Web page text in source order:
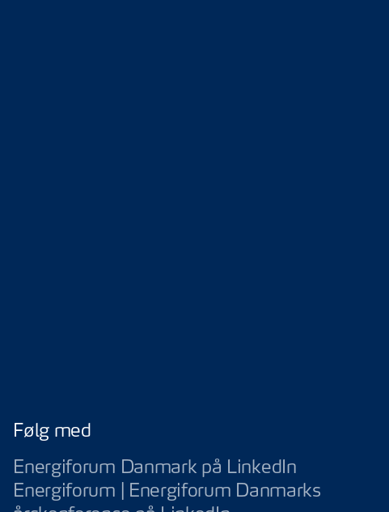
Følg med
Energiforum Danmark på LinkedIn
Energiforum | Energiforum Danmarks